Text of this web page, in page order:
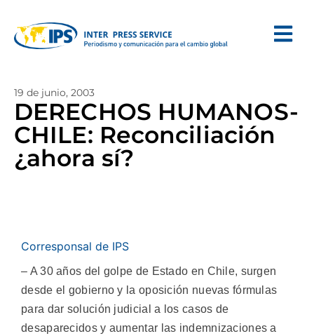
19 de junio, 2003
DERECHOS HUMANOS-
CHILE: Reconciliación
¿ahora sí?
Corresponsal de IPS
– A 30 años del golpe de Estado en Chile, surgen
desde el gobierno y la oposición nuevas fórmulas
para dar solución judicial a los casos de
desaparecidos y aumentar las indemnizaciones a